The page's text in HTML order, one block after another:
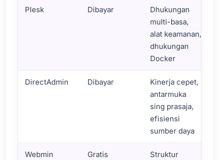
Plesk Dibayar
Dhukungan
multi-basa,
alat keamanan,
dhukungan
Docker
DirectAdmin Dibayar
Kinerja cepet,
antarmuka
sing prasaja,
efisiensi
sumber daya
Webmin Gratis
Struktur